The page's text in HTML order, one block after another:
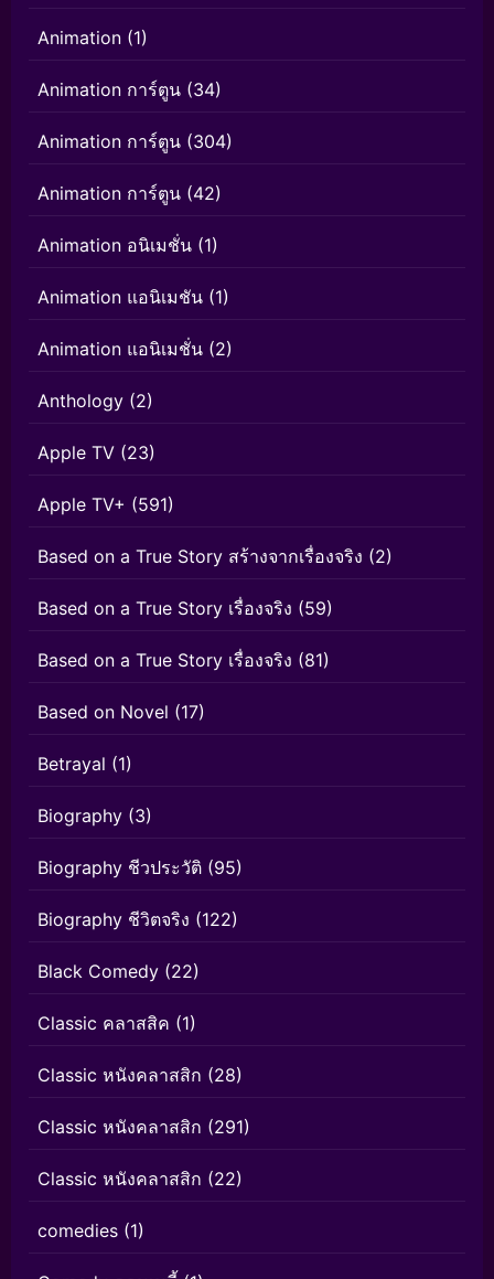
Animation (1)
Animation การ์ตูน (34)
Animation การ์ตูน (304)
Animation การ์ตูน (42)
Animation อนิเมชั่น (1)
Animation แอนิเมชัน (1)
Animation แอนิเมชั่น (2)
Anthology (2)
Apple TV (23)
Apple TV+ (591)
Based on a True Story สร้างจากเรื่องจริง (2)
Based on a True Story เรื่องจริง (59)
Based on a True Story เรื่องจริง (81)
Based on Novel (17)
Betrayal (1)
Biography (3)
Biography ชีวประวัติ (95)
Biography ชีวิตจริง (122)
Black Comedy (22)
Classic คลาสสิค (1)
Classic หนังคลาสสิก (28)
Classic หนังคลาสสิก (291)
Classic หนังคลาสสิก (22)
comedies (1)